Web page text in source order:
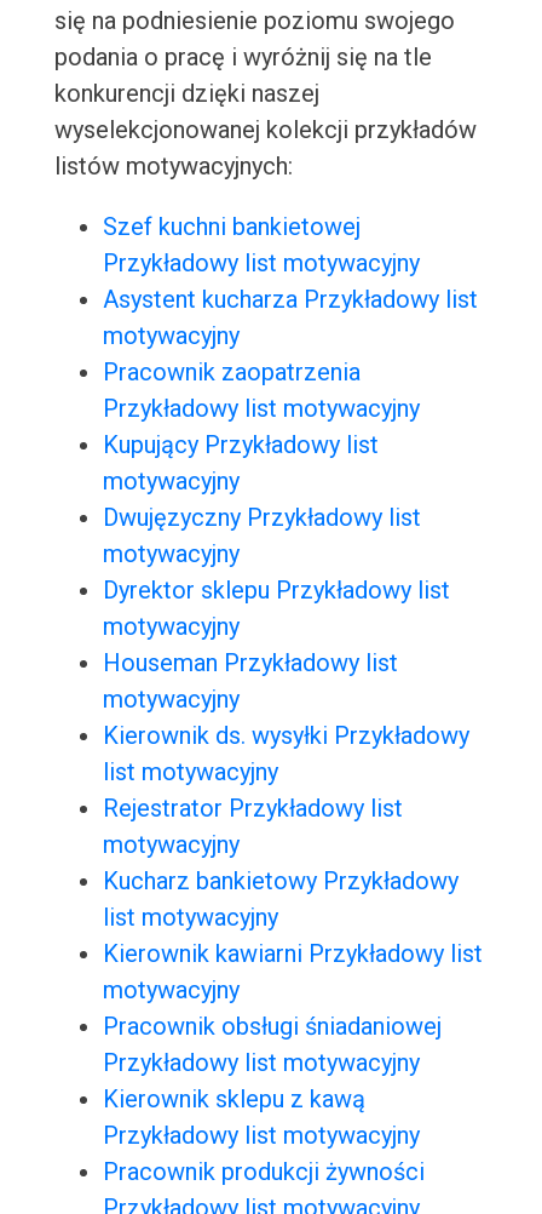
się na podniesienie poziomu swojego
podania o pracę i wyróżnij się na tle
konkurencji dzięki naszej
wyselekcjonowanej kolekcji przykładów
listów motywacyjnych:
Szef kuchni bankietowej
Przykładowy list motywacyjny
Asystent kucharza Przykładowy list
motywacyjny
Pracownik zaopatrzenia
Przykładowy list motywacyjny
Kupujący Przykładowy list
motywacyjny
Dwujęzyczny Przykładowy list
motywacyjny
Dyrektor sklepu Przykładowy list
motywacyjny
Houseman Przykładowy list
motywacyjny
Kierownik ds. wysyłki Przykładowy
list motywacyjny
Rejestrator Przykładowy list
motywacyjny
Kucharz bankietowy Przykładowy
list motywacyjny
Kierownik kawiarni Przykładowy list
motywacyjny
Pracownik obsługi śniadaniowej
Przykładowy list motywacyjny
Kierownik sklepu z kawą
Przykładowy list motywacyjny
Pracownik produkcji żywności
Przykładowy list motywacyjny